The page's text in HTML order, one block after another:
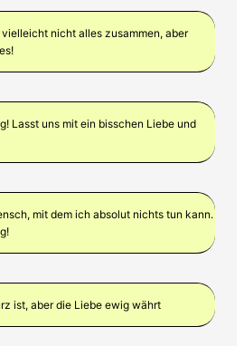
nicht alles zusammen, aber
Lasst uns mit ein bisschen Liebe und
mit dem ich absolut nichts tun kann.
ist, aber die Liebe ewig währt